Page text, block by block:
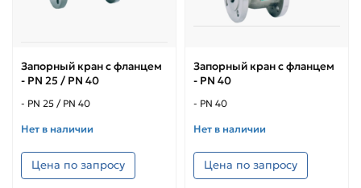
Запорный кран с фланцем
- PN 25 / PN 40
- PN 25 / PN 40
Нет в наличии
Цена по запросу
Запорный кран с фланцем
- PN 40
- PN 40
Нет в наличии
Цена по запросу